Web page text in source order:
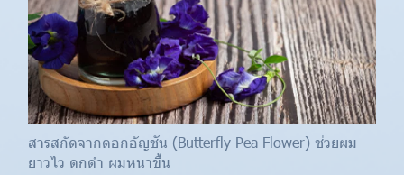
สารสกัดจากดอกอัญชัน (Butterfly Pea Flower) ช่วยผม
ยาวไว ดกดำ ผมหนาขึ้น